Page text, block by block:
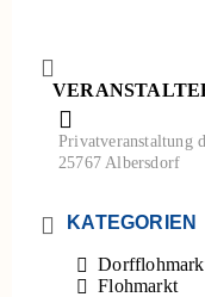
Privatveranstaltung
25767 Albersdorf
KATEGORIEN
Flohmarkt